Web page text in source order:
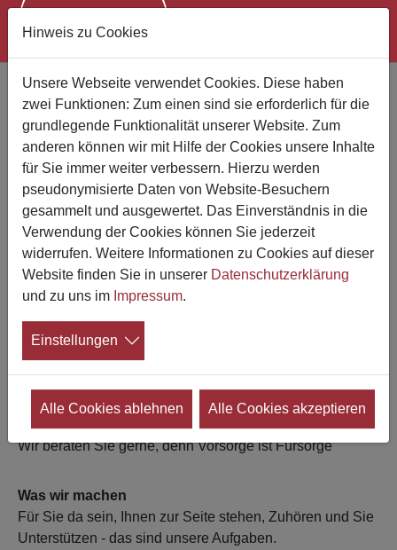
Bestattungen Gregor
Erstes Heddesheimer Bestattungsinstitut
Wer wir sind
Das Bestattungs-Unternehmen Jürgen Gregor steht Ihnen
gerade nach einem schweren Verlust als verlässlicher
und kompetenter Ansprechpartner zur Seite, ob bei Ihnen
zu Haus oder in unseren Räumlichkeiten in der
Unterdorfstraße 10in 68542 Heddesheim, wir sind rund
um die Uhr für Sie erreichbar.
Gerne planen wir mit Ihnen auch Ihre individuelle
Vorsorge. Mit einem Bestattungsvorsorgevertrag lässt
geschieht und wie die entstehenden Kosten abgedeckt
werden sprechen Sie uns an.
Wir beraten Sie gerne, denn Vorsorge ist Fürsorge
Was wir machen
Für Sie da sein, Ihnen zur Seite stehen, Zuhören und Sie
Unterstützen - das sind unsere Aufgaben.
Hinweis zu Cookies
Unsere Webseite verwendet Cookies. Diese haben
zwei Funktionen: Zum einen sind sie erforderlich für die
grundlegende Funktionalität unserer Website. Zum
anderen können wir mit Hilfe der Cookies unsere Inhalte
für Sie immer weiter verbessern. Hierzu werden
pseudonymisierte Daten von Website-Besuchern
gesammelt und ausgewertet. Das Einverständnis in die
Verwendung der Cookies können Sie jederzeit
widerrufen. Weitere Informationen zu Cookies auf dieser
Website finden Sie in unserer Datenschutzerklärung
und zu uns im Impressum.
Einstellungen
Alle Cookies ablehnen Alle Cookies akzeptieren